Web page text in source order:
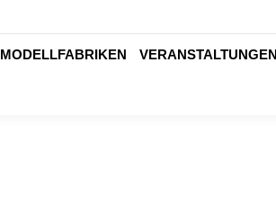
MODELLFABRIKEN VERANSTALTUNGEN